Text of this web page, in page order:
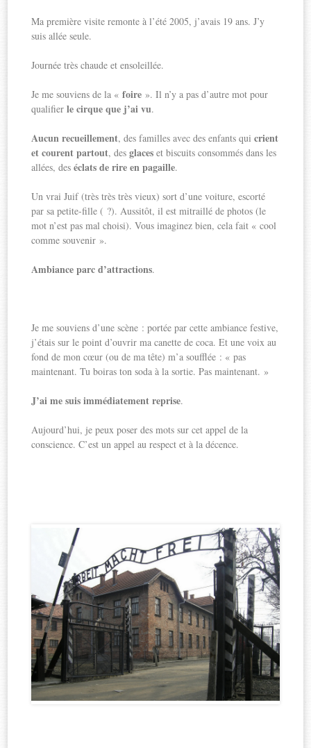
Ma première visite remonte à l’été 2005, j’avais 19 ans. J’y
suis allée seule.
Journée très chaude et ensoleillée.
Je me souviens de la «foire ». Il n’y a pas d’autre mot pour
qualifierle cirque que j’ai vu.
Aucun recueillement, des familles avec des enfants quicrient
et courent partout, desglaces et biscuits consommés dans les
allées, deséclats de rire en pagaille.
Un vrai Juif (très très très vieux) sort d’une voiture, escorté
par sa petite-fille ( ?). Aussitôt, il est mitraillé de photos (le
mot n’est pas mal choisi). Vous imaginez bien, cela fait « cool
comme souvenir ».
Ambiance parc d’attractions.
Je me souviens d’une scène : portée par cette ambiance festive,
j’étais sur le point d’ouvrir ma canette de coca. Et une voix au
fond de mon cœur (ou de ma tête) m’a soufflée : « pas
maintenant. Tu boiras ton soda à la sortie. Pas maintenant. »
J’ai me suis immédiatement reprise.
Aujourd’hui, je peux poser des mots sur cet appel de la
conscience. C’est un appel au respect et à la décence.